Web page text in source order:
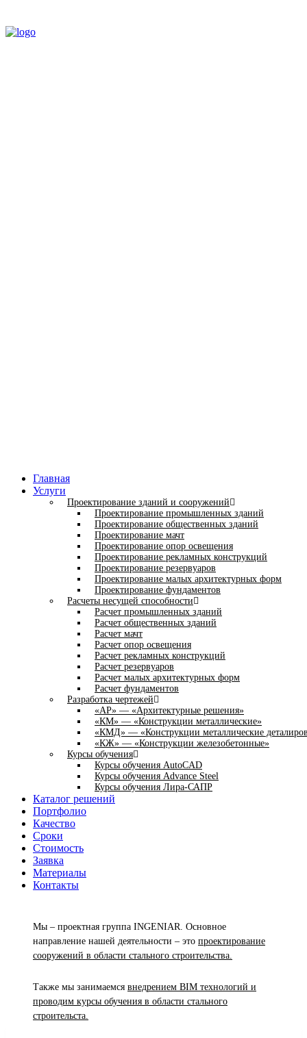
Главная
Услуги
Проектирование зданий и сооружений
Проектирование промышленных зданий
Проектирование общественных зданий
Проектирование мачт
Проектирование опор освещения
Проектирование рекламных конструкций
Проектирование резервуаров
Проектирование малых архитектурных форм
Проектирование фундаментов
Расчеты несущей способности
Расчет промышленных зданий
Расчет общественных зданий
Расчет мачт
Расчет опор освещения
Расчет рекламных конструкций
Расчет резервуаров
Расчет малых архитектурных форм
Расчет фундаментов
Разработка чертежей
«АР» — «Архитектурные решения»
«КМ» — «Конструкции металлические»
«КМД» — «Конструкции металлические
«КЖ» — «Конструкции железобетонные»
Курсы обучения
Курсы обучения AutoCAD
Курсы обучения Advance Steel
Курсы обучения Лира-САПР
Каталог решений
Портфолио
Качество
Сроки
Стоимость
Заявка
Материалы
Контакты
Мы – проектная группа INGENIAR. Основное
направление нашей деятельности – это проектирование
сооружений в области стального строительства.
Также мы занимаемся внедрением BIM технологий и
проводим курсы обучения в области стального
строительста.